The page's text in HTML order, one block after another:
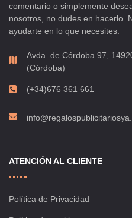
comentario o simplemente
nosotros, no dudes en hacerlo.
ayudarte en lo que necesites.
Avda. de Córdoba 97,
(Córdoba)
(+34)676 361 661
ATENCIÓN AL CLIENTE
Política de Privacidad